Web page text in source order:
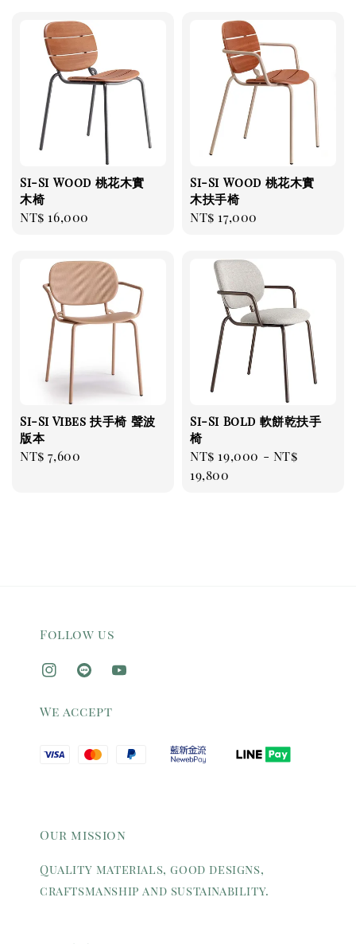
Si-Si Wood 桃花木實
木椅
Regular
NT$ 16,000
Si-Si Wood 桃花木實
木扶手椅
Regular
NT$ 17,000
Si-Si Vibes 扶手椅 聲波
版本
Regular
NT$ 7,600
Si-Si Bold 軟餅乾扶手
椅
Regular
price
NT$ 19,000 - NT$
19,800
Follow us
We accept
Our mission
Quality materials, good designs,
craftsmanship and sustainability.